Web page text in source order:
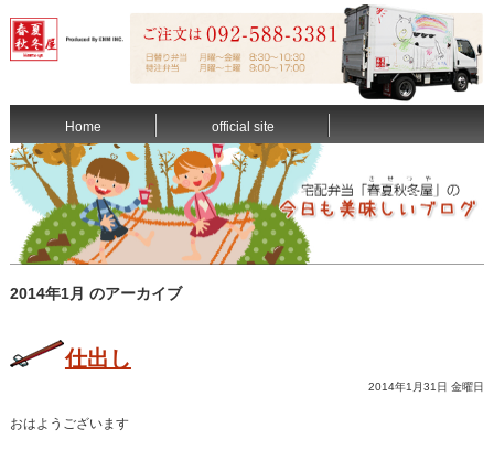
Home official site
2014年1月 のアーカイブ
仕出し
2014年1月31日 金曜日
おはようございます